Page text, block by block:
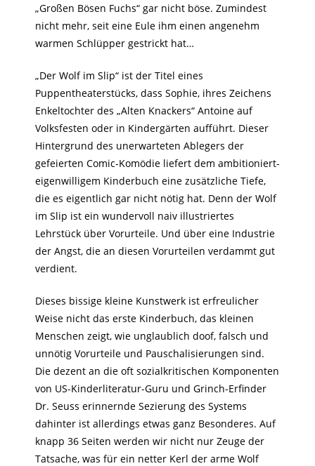
„Großen Bösen Fuchs“ gar nicht böse. Zumindest
nicht mehr, seit eine Eule ihm einen angenehm
warmen Schlüpper gestrickt hat…
„Der Wolf im Slip“ ist der Titel eines
Puppentheaterstücks, dass Sophie, ihres Zeichens
Enkeltochter des „Alten Knackers“ Antoine auf
Volksfesten oder in Kindergärten aufführt. Dieser
Hintergrund des unerwarteten Ablegers der
gefeierten Comic-Komödie liefert dem ambitioniert-
eigenwilligem Kinderbuch eine zusätzliche Tiefe,
die es eigentlich gar nicht nötig hat. Denn der Wolf
im Slip ist ein wundervoll naiv illustriertes
Lehrstück über Vorurteile. Und über eine Industrie
der Angst, die an diesen Vorurteilen verdammt gut
verdient.
Dieses bissige kleine Kunstwerk ist erfreulicher
Weise nicht das erste Kinderbuch, das kleinen
Menschen zeigt, wie unglaublich doof, falsch und
unnötig Vorurteile und Pauschalisierungen sind.
Die dezent an die oft sozialkritischen Komponenten
von US-Kinderliteratur-Guru und Grinch-Erfinder
Dr. Seuss erinnernde Sezierung des Systems
dahinter ist allerdings etwas ganz Besonderes. Auf
knapp 36 Seiten werden wir nicht nur Zeuge der
Tatsache, was für ein netter Kerl der arme Wolf